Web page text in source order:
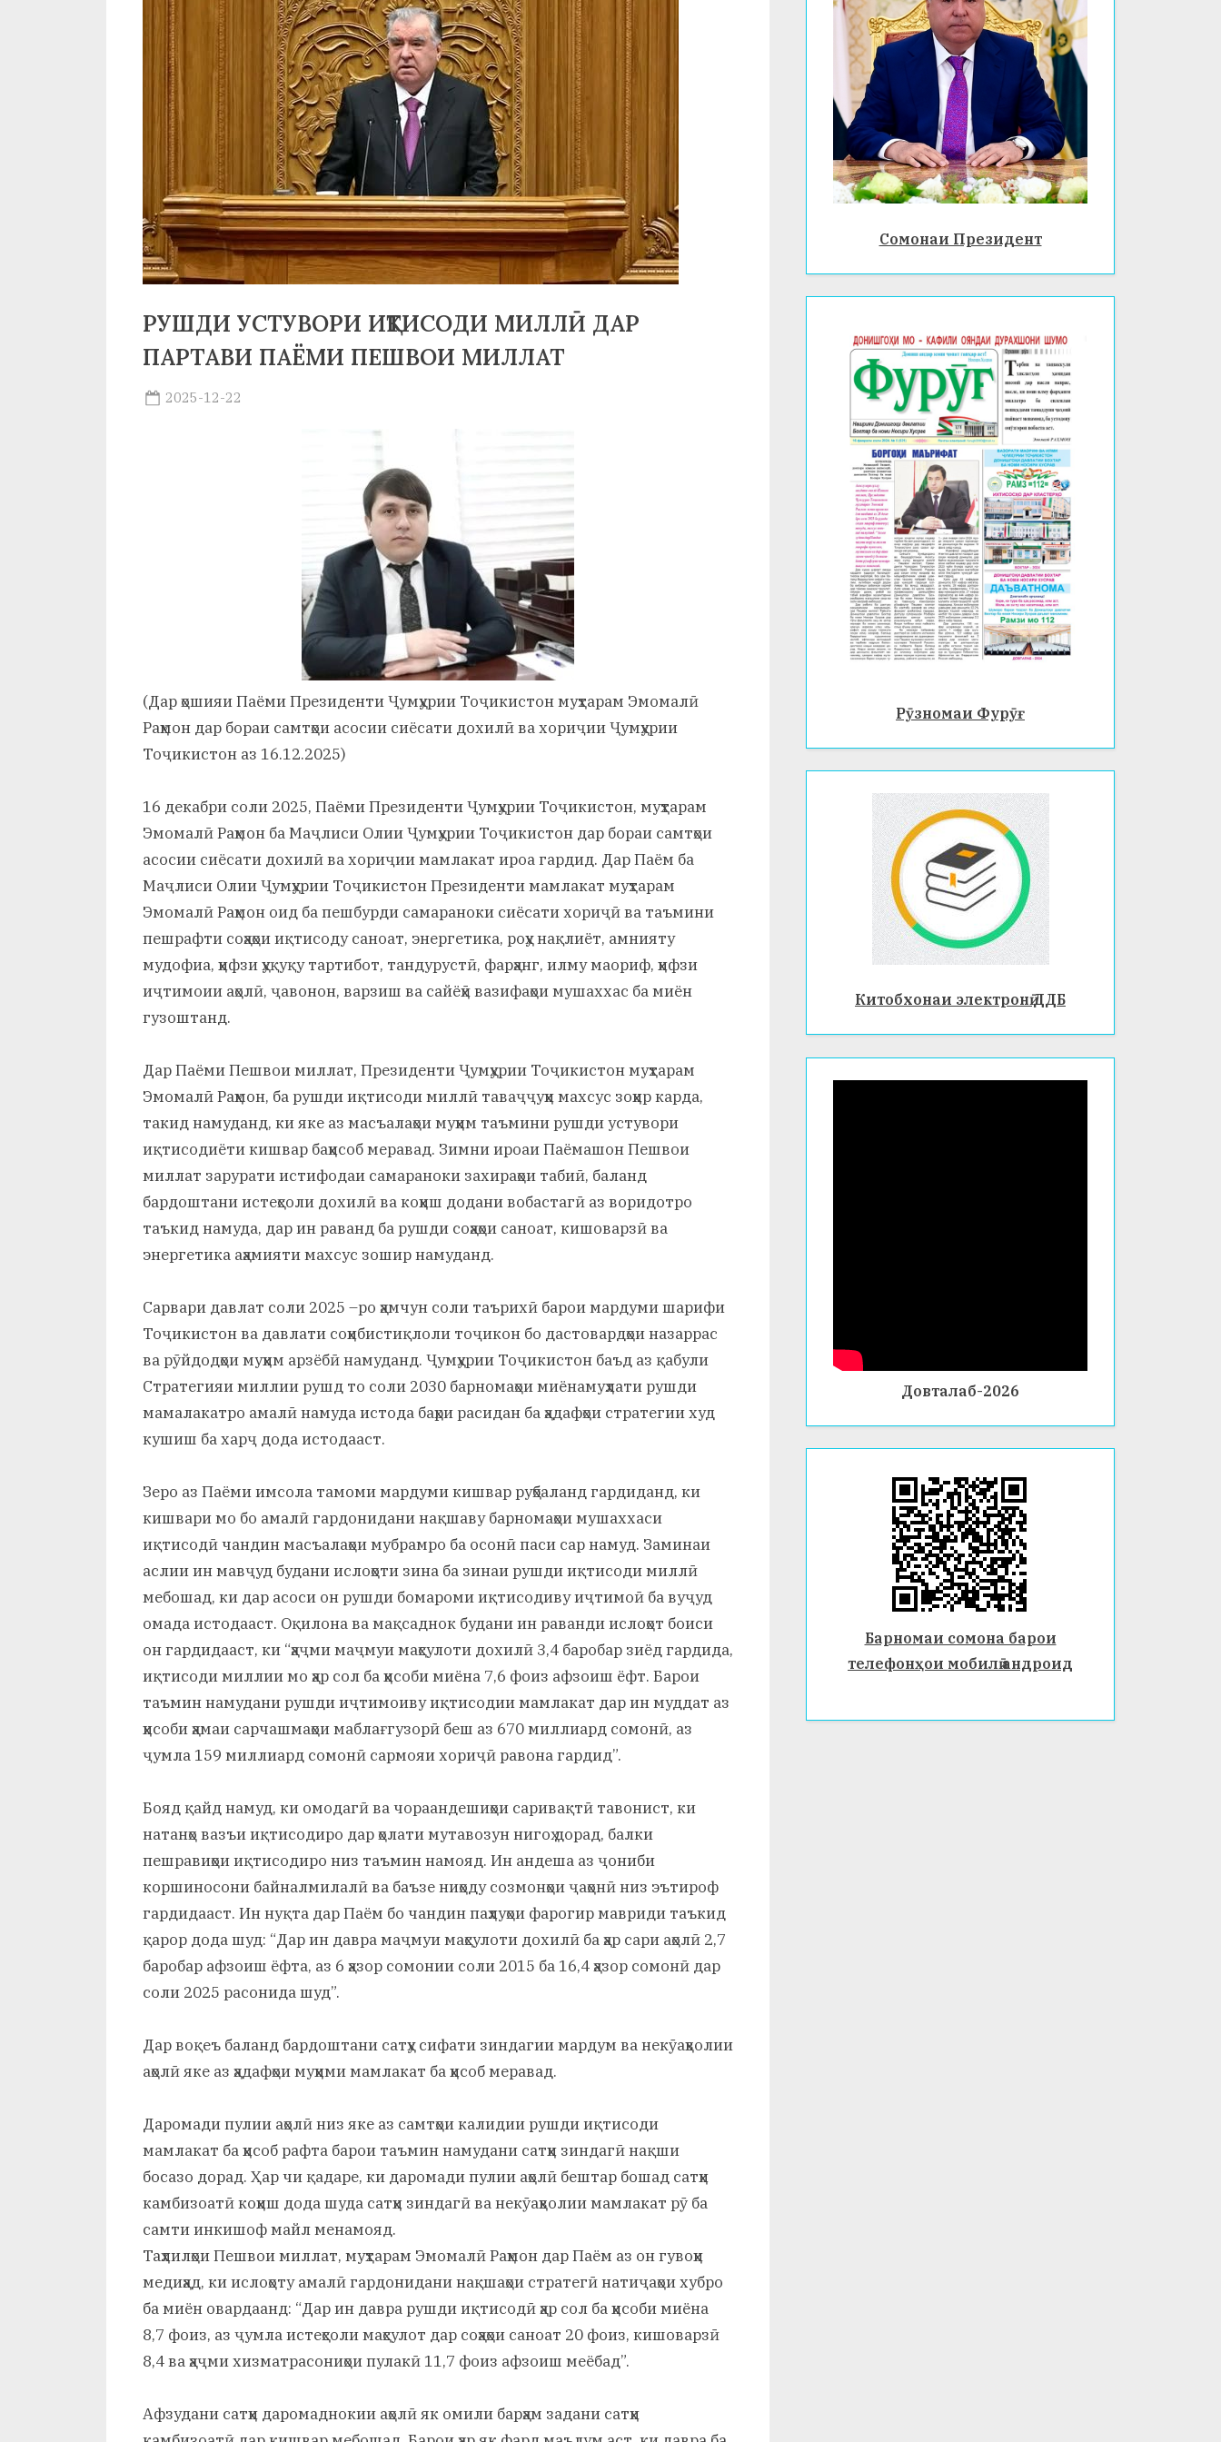
б
а
н
о
м
и
Н
о
с
и
у
с
р
а
в
РУШДИ УСТУВОРИ ИҚТИСОДИ МИЛЛӢ ДАР
ПАРТАВИ ПАЁМИ ПЕШВОИ МИЛЛАТ
Posted
2025-12-22
(Дар ҳошияи Паёми Президенти Ҷумҳурии Тоҷикистон муҳтарам Эмомалӣ
Раҳмон дар бораи самтҳои асосии сиёсати дохилӣ ва хориҷии Ҷумҳурии
Тоҷикистон аз 16.12.2025)
16 декабри соли 2025, Паёми Президенти Ҷумҳурии Тоҷикистон, муҳтарам
Эмомалӣ Раҳмон ба Маҷлиси Олии Ҷумҳурии Тоҷикистон дар бораи самтҳои
асосии сиёсати дохилӣ ва хориҷии мамлакат ироа гардид. Дар Паём ба
Маҷлиси Олии Ҷумҳурии Тоҷикистон Президенти мамлакат муҳтарам
Эмомалӣ Раҳмон оид ба пешбурди самараноки сиёсати хориҷӣ ва таъмини
пешрафти соҳаҳои иқтисоду саноат, энергетика, роҳу нақлиёт, амнияту
мудофиа, ҳифзи ҳуқуқу тартибот, тандурустӣ, фарҳанг, илму маориф, ҳифзи
иҷтимоии аҳолӣ, ҷавонон, варзиш ва сайёҳӣ вазифаҳои мушаххас ба миён
гузоштанд.
Дар Паёми Пешвои миллат, Президенти Ҷумҳурии Тоҷикистон муҳтарам
Эмомалӣ Раҳмон, ба рушди иқтисоди миллӣ таваҷҷуҳи махсус зоҳир карда,
такид намуданд, ки яке аз масъалаҳои муҳим таъмини рушди устувори
иқтисодиёти кишвар баҳисоб меравад. Зимни ироаи Паёмашон Пешвои
миллат зарурати истифодаи самараноки захираҳои табиӣ, баланд
бардоштани истеҳсоли дохилӣ ва коҳиш додани вобастагӣ аз воридотро
таъкид намуда, дар ин раванд ба рушди соҳаҳои саноат, кишоварзӣ ва
энергетика аҳамияти махсус зошир намуданд.
Сарвари давлат соли 2025 –ро ҳамчун соли таърихӣ барои мардуми шарифи
Тоҷикистон ва давлати соҳибистиқлоли тоҷикон бо дастовардҳои назаррас
ва рӯйдодҳои муҳим арзёбӣ намуданд. Ҷумҳурии Тоҷикистон баъд аз қабули
Стратегияи миллии рушд то соли 2030 барномаҳои миёнамуҳлати рушди
мамалакатро амалӣ намуда истода баҳри расидан ба ҳадафҳои стратегии худ
кушиш ба харҷ дода истодааст.
Зеро аз Паёми имсола тамоми мардуми кишвар руҳбаланд гардиданд, ки
кишвари мо бо амалӣ гардонидани нақшаву барномаҳои мушаххаси
иқтисодӣ чандин масъалаҳои мубрамро ба осонӣ паси сар намуд. Заминаи
аслии ин мавҷуд будани ислоҳоти зина ба зинаи рушди иқтисоди миллӣ
мебошад, ки дар асоси он рушди бомароми иқтисодиву иҷтимоӣ ба вуҷуд
омада истодааст. Оқилона ва мақсаднок будани ин раванди ислоҳот боиси
он гардидааст, ки “ҳаҷми маҷмуи маҳсулоти дохилӣ 3,4 баробар зиёд гардида,
иқтисоди миллии мо ҳар сол ба ҳисоби миёна 7,6 фоиз афзоиш ёфт. Барои
таъмин намудани рушди иҷтимоиву иқтисодии мамлакат дар ин муддат аз
ҳисоби ҳамаи сарчашмаҳои маблағгузорӣ беш аз 670 миллиард сомонӣ, аз
ҷумла 159 миллиард сомонӣ сармояи хориҷӣ равона гардид”.
Бояд қайд намуд, ки омодагӣ ва чораандешиҳои саривақтӣ тавонист, ки
натанҳо вазъи иқтисодиро дар ҳолати мутавозун нигоҳ дорад, балки
пешравиҳои иқтисодиро низ таъмин намояд. Ин андеша аз ҷониби
коршиносони байналмилалӣ ва баъзе ниҳоду созмонҳои ҷаҳонӣ низ эътироф
гардидааст. Ин нуқта дар Паём бо чандин паҳлуҳои фарогир мавриди таъкид
қарор дода шуд: “Дар ин давра маҷмуи маҳсулоти дохилӣ ба ҳар сари аҳолӣ 2,7
баробар афзоиш ёфта, аз 6 ҳазор сомонии соли 2015 ба 16,4 ҳазор сомонӣ дар
соли 2025 расонида шуд”.
Дар воқеъ баланд бардоштани сатҳу сифати зиндагии мардум ва некӯаҳволии
аҳолӣ яке аз ҳадафҳои муҳими мамлакат ба ҳисоб меравад.
Даромади пулии аҳолӣ низ яке аз самтҳои калидии рушди иқтисоди
мамлакат ба ҳисоб рафта барои таъмин намудани сатҳи зиндагӣ нақши
босазо дорад. Ҳар чи қадаре, ки даромади пулии аҳолӣ бештар бошад сатҳи
камбизоатӣ коҳиш дода шуда сатҳи зиндагӣ ва некӯаҳволии мамлакат рӯ ба
самти инкишоф майл менамояд.
Таҳлилҳои Пешвои миллат, муҳтарам Эмомалӣ Раҳмон дар Паём аз он гувоҳи
медиҳад, ки ислоҳоту амалӣ гардонидани нақшаҳои стратегӣ натиҷаҳои хубро
ба миён овардаанд: “Дар ин давра рушди иқтисодӣ ҳар сол ба ҳисоби миёна
8,7 фоиз, аз ҷумла истеҳсоли маҳсулот дар соҳаҳои саноат 20 фоиз, кишоварзӣ
8,4 ва ҳаҷми хизматрасониҳои пулакӣ 11,7 фоиз афзоиш меёбад”.
Афзудани сатҳи даромаднокии аҳолӣ як омили барҳам задани сатҳи
Сомонаи Президент
Рӯзномаи Фурӯғ
Китобхонаи электронӣ ДДБ
Довталаб-2026
Барномаи сомона барои
телефонҳои мобилӣ андроид